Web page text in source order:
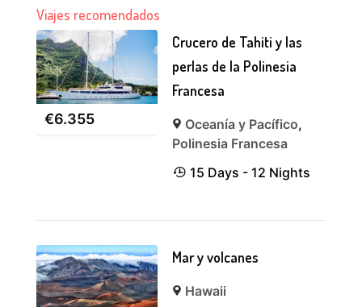
Viajes recomendados
€6.355
Crucero de Tahiti y las
perlas de la Polinesia
Francesa
Oceanía y Pacífico,
Polinesia Francesa
15 Days - 12 Nights
Mar y volcanes
Hawaii